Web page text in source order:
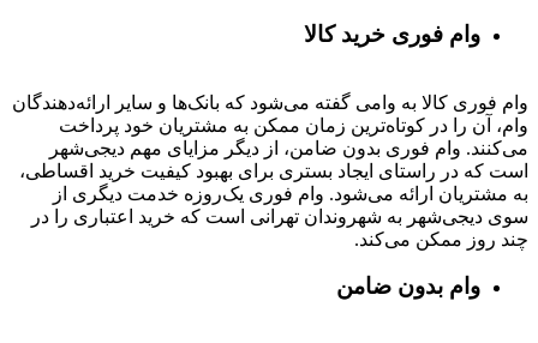
وام فوری خرید کالا
وام فوری کالا به وامی گفته می‌شود که بانک‌ها و سایر ارائه‌دهندگان
وام، آن را در کوتاه‌ترین زمان ممکن به مشتریان خود پرداخت
می‌کنند. وام فوری بدون ضامن، از دیگر مزایای مهم دیجی‌شهر
است که در راستای ایجاد بستری برای بهبود کیفیت خرید اقساطی،
به مشتریان ارائه می‌شود. وام فوری یک‌روزه خدمت دیگری از
سوی دیجی‌شهر به شهروندان تهرانی است که خرید اعتباری را در
چند روز ممکن می‌کند.
وام بدون ضامن